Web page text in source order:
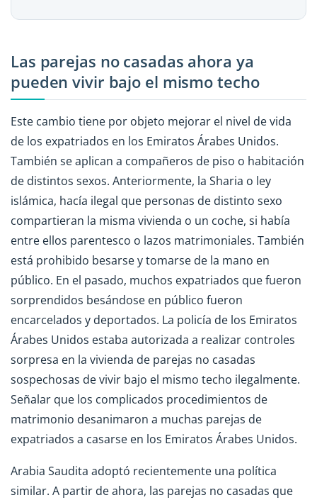
Las parejas no casadas ahora ya
pueden vivir bajo el mismo techo
Este cambio tiene por objeto mejorar el nivel de vida
de los expatriados en los Emiratos Árabes Unidos.
También se aplican a compañeros de piso o habitación
de distintos sexos. Anteriormente, la Sharia o ley
islámica, hacía ilegal que personas de distinto sexo
compartieran la misma vivienda o un coche, si había
entre ellos parentesco o lazos matrimoniales. También
está prohibido besarse y tomarse de la mano en
público. En el pasado, muchos expatriados que fueron
sorprendidos besándose en público fueron
encarcelados y deportados. La policía de los Emiratos
Árabes Unidos estaba autorizada a realizar controles
sorpresa en la vivienda de parejas no casadas
sospechosas de vivir bajo el mismo techo ilegalmente.
Señalar que los complicados procedimientos de
matrimonio desanimaron a muchas parejas de
expatriados a casarse en los Emiratos Árabes Unidos.
Arabia Saudita adoptó recientemente una política
similar. A partir de ahora, las parejas no casadas que